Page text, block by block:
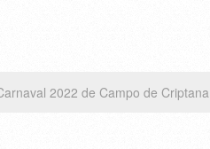
2022 de Campo de Criptana